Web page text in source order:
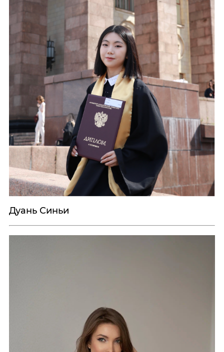
Дуань Синьи